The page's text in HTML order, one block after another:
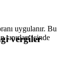
uygulanır. Bu
sınırları içinde
vergiler